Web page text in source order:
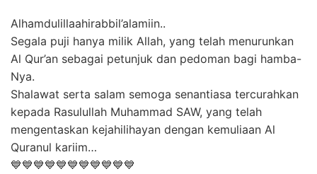
Alhamdulillaahirabbil’alamiin..
Segala puji hanya milik Allah, yang telah menurunkan
Al Qur’an sebagai petunjuk dan pedoman bagi hamba-
Nya.
Shalawat serta salam semoga senantiasa tercurahkan
kepada Rasulullah Muhammad SAW, yang telah
mengentaskan kejahilihayan dengan kemuliaan Al
Quranul kariim…
💙💙💙💙💙💙💙💙💙💙💙